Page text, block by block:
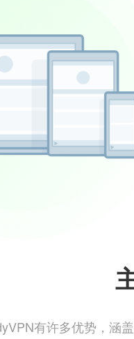
有许多优势，涵